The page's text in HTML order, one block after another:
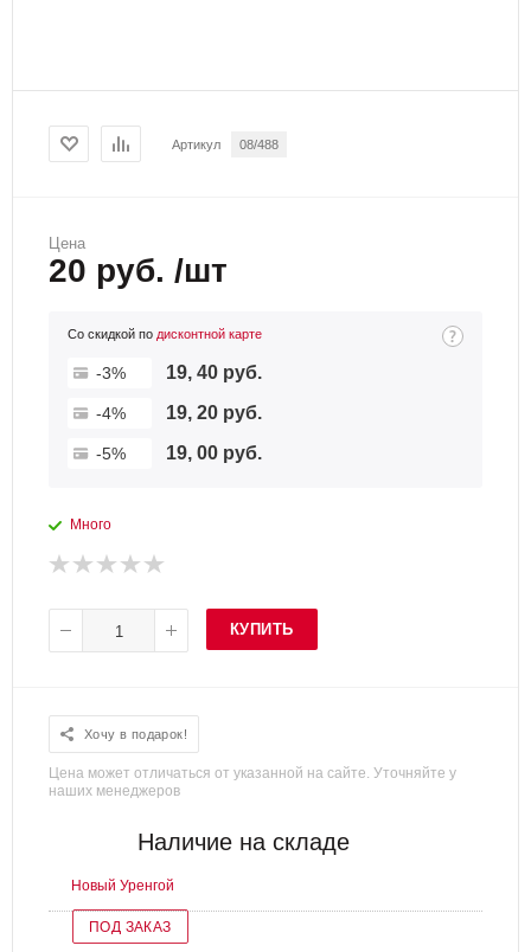
Артикул 08/488
Цена
20 руб. /шт
Со скидкой по дисконтной карте
-3% 19, 40 руб.
-4% 19, 20 руб.
-5% 19, 00 руб.
Много
КУПИТЬ
Хочу в подарок!
Цена может отличаться от указанной на сайте. Уточняйте у
наших менеджеров
Наличие на складе
Новый Уренгой
ПОД ЗАКАЗ